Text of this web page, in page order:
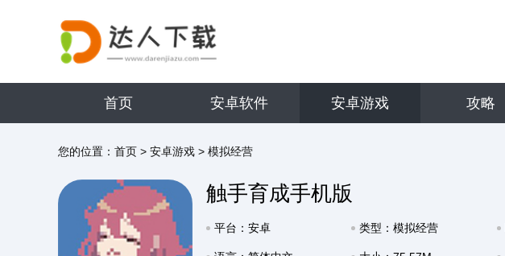
首页 安卓软件 安卓游戏 攻略
您的位置： 首页 > 安卓游戏 > 模拟经营
触手育成手机版
平台：安卓 类型：模拟经营